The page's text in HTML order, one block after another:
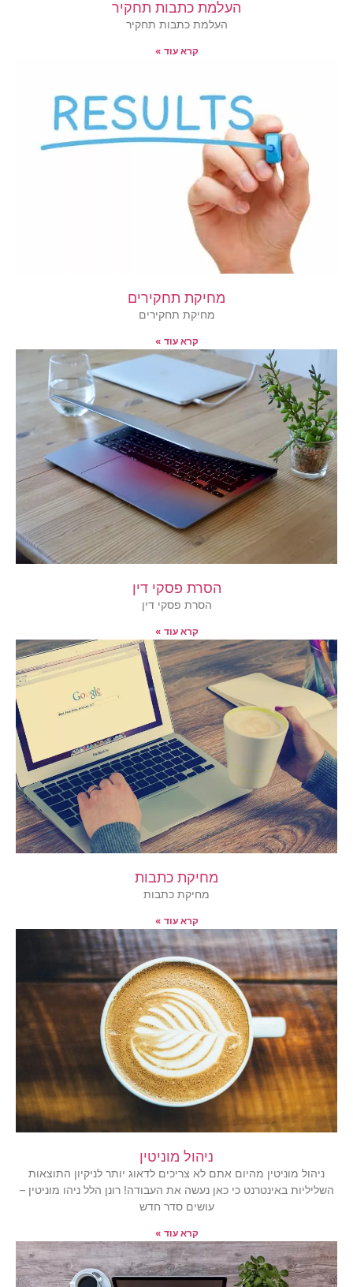
העלמת כתבות תחקיר
העלמת כתבות תחקיר
קרא עוד »
מחיקת תחקירים
מחיקת תחקירים
קרא עוד »
הסרת פסקי דין
הסרת פסקי דין
קרא עוד »
מחיקת כתבות
מחיקת כתבות
קרא עוד »
ניהול מוניטין
ניהול מוניטין מהיום אתם לא צריכים לדאוג יותר לניקיון התוצאות
השליליות באינטרנט כי כאן נעשה את העבודה! רונן הלל ניהו מוניטין –
עושים סדר חדש
קרא עוד »